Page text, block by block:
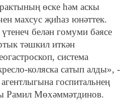
өске һәм аскы
махсус җиһаз юнәттек.
белән гомуми бәясе
тәшкил иткән
система
коляска сатып алды», -
госпитальнең
Рамил Мөхәммәтдинов.